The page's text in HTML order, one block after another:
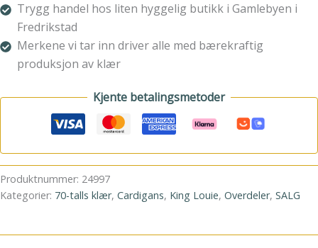
Trygg handel hos liten hyggelig butikk i Gamlebyen i
Fredrikstad
Merkene vi tar inn driver alle med bærekraftig
produksjon av klær
Kjente betalingsmetoder
Produktnummer: 24997
Kategorier: 70-talls klær, Cardigans, King Louie, Overdeler, SALG